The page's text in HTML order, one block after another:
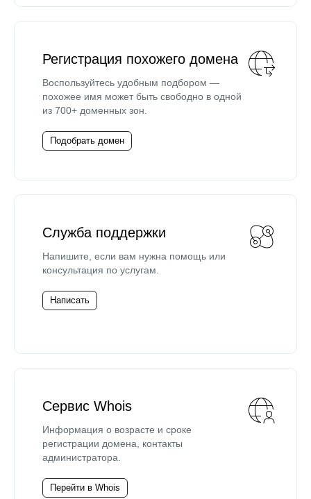
Регистрация похожего домена
Воспользуйтесь удобным подбором —
похожее имя может быть свободно в одной
из 700+ доменных зон.
Подобрать домен
Служба поддержки
Напишите, если вам нужна помощь или
консультация по услугам.
Написать
Сервис Whois
Информация о возрасте и сроке
регистрации домена, контакты
администратора.
Перейти в Whois